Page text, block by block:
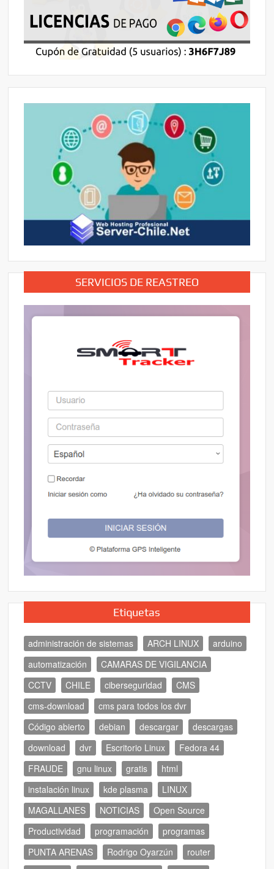
SERVICIOS DE REASTREO
Etiquetas
administración de sistemas ARCH LINUX
arduino
automatización
CAMARAS DE VIGILANCIA
CCTV
CHILE ciberseguridad
CMS
cms-download
cms para todos los dvr
Código abierto
debian descargar
descargas
download
dvr Escritorio Linux
Fedora 44
FRAUDE
gnu linux gratis
html
instalación linux
kde plasma
LINUX
MAGALLANES
NOTICIAS
Open Source
Productividad
programación
programas
PUNTA ARENAS
Rodrigo Oyarzún
router